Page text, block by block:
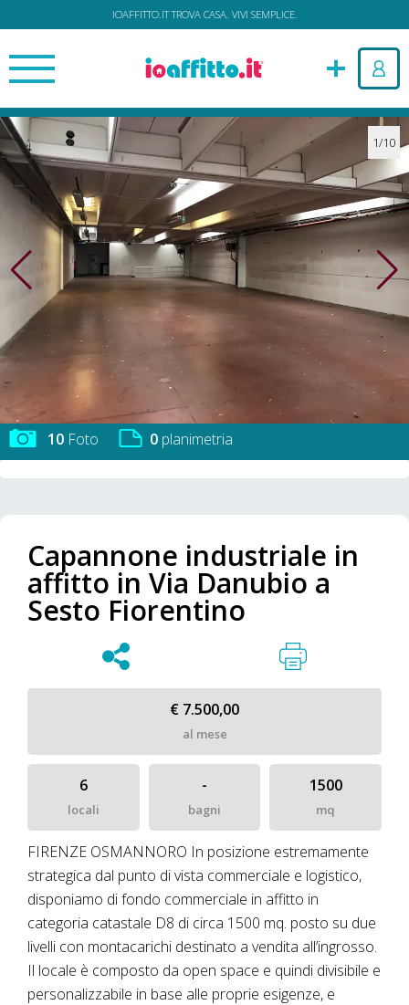
IOAFFITTO.IT TROVA CASA. VIVI SEMPLICE.
1/10
10 Foto 0 planimetria
Capannone industriale in
affitto in Via Danubio a
Sesto Fiorentino
€ 7.500,00
al mese
6
locali
-
bagni
1500
mq
FIRENZE OSMANNORO In posizione estremamente
strategica dal punto di vista commerciale e logistico,
disponiamo di fondo commerciale in affitto in
categoria catastale D8 di circa 1500 mq. posto su due
livelli con montacarichi destinato a vendita all’ingrosso.
Il locale è composto da open space e quindi divisibile e
personalizzabile in base alle proprie esigenze, e